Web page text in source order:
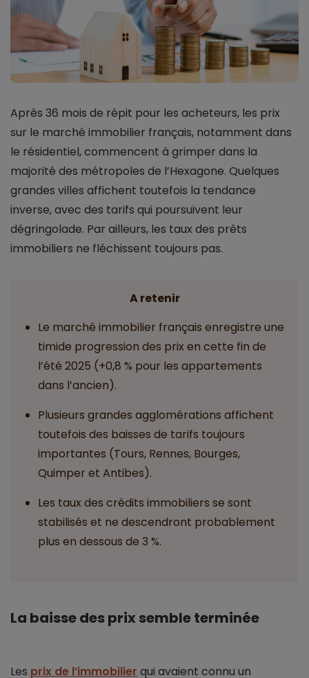
Après 36 mois de répit pour les acheteurs, les prix
sur le marché immobilier français, notamment dans
le résidentiel, commencent à grimper dans la
majorité des métropoles de l’Hexagone. Quelques
grandes villes affichent toutefois la tendance
inverse, avec des tarifs qui poursuivent leur
dégringolade. Par ailleurs, les taux des prêts
immobiliers ne fléchissent toujours pas.
A retenir
Le marché immobilier français enregistre une
timide progression des prix en cette fin de
l’été 2025 (+0,8 % pour les appartements
dans l’ancien).
Plusieurs grandes agglomérations affichent
toutefois des baisses de tarifs toujours
importantes (Tours, Rennes, Bourges,
Quimper et Antibes).
Les taux des crédits immobiliers se sont
stabilisés et ne descendront probablement
plus en dessous de 3 %.
La baisse des prix semble terminée
Les prix de l’immobilier qui avaient connu un